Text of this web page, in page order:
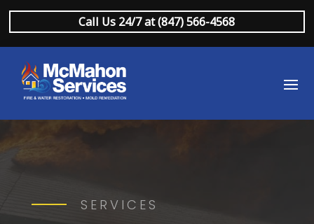
Call Us 24/7 at (847) 566-4568
SERVICES